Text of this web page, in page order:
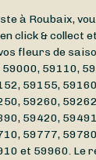
à Roubaix,
click & collect
fleurs de
59110,
59155,
59260,
59420,
59777,
et 59960. Le